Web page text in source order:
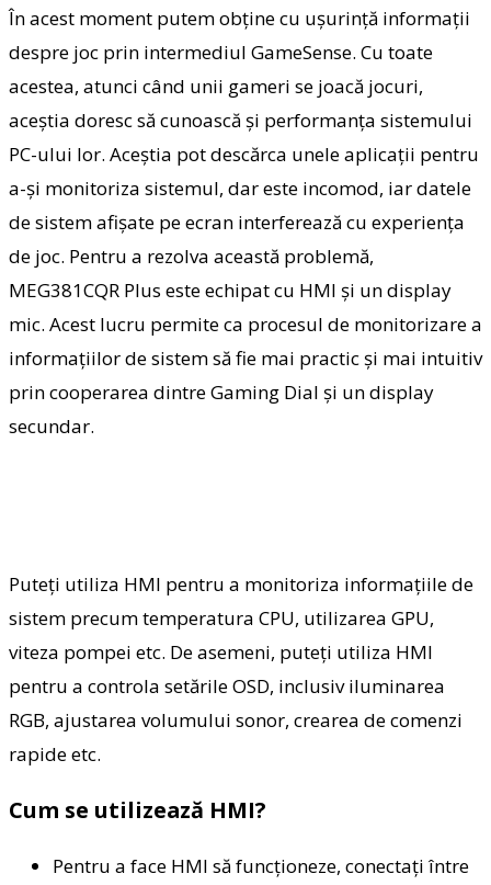
În acest moment putem obține cu ușurință informații
despre joc prin intermediul GameSense. Cu toate
acestea, atunci când unii gameri se joacă jocuri,
aceștia doresc să cunoască și performanța sistemului
PC-ului lor. Aceștia pot descărca unele aplicații pentru
a-și monitoriza sistemul, dar este incomod, iar datele
de sistem afișate pe ecran interferează cu experiența
de joc. Pentru a rezolva această problemă,
MEG381CQR Plus este echipat cu HMI și un display
mic. Acest lucru permite ca procesul de monitorizare a
informațiilor de sistem să fie mai practic și mai intuitiv
prin cooperarea dintre Gaming Dial și un display
secundar.
Puteți utiliza HMI pentru a monitoriza informațiile de
sistem precum temperatura CPU, utilizarea GPU,
viteza pompei etc. De asemeni, puteți utiliza HMI
pentru a controla setările OSD, inclusiv iluminarea
RGB, ajustarea volumului sonor, crearea de comenzi
rapide etc.
Cum se utilizează HMI?
Pentru a face HMI să funcționeze, conectați între